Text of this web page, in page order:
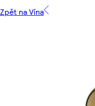
Zpět na Vína